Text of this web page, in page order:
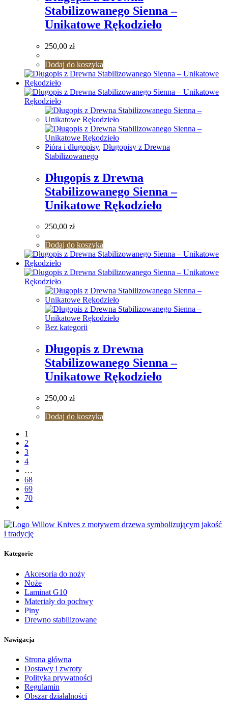
Stabilizowanego Sienna –
Unikatowe Rękodzieło
250,00 zł
Dodaj do koszyka
Pióra i długopisy, Długopisy z Drewna
Stabilizowanego
Długopis z Drewna
Stabilizowanego Sienna –
Unikatowe Rękodzieło
250,00 zł
Dodaj do koszyka
Bez kategorii
Długopis z Drewna
Stabilizowanego Sienna –
Unikatowe Rękodzieło
250,00 zł
Dodaj do koszyka
1
2
3
4
…
68
69
70
Kategorie
Akcesoria do noży
Noże
Laminat G10
Materiały do pochwy
Piny
Drewno stabilizowane
Nawigacja
Strona główna
Dostawy i zwroty
Polityka prywatności
Regulamin
Obszar działalności